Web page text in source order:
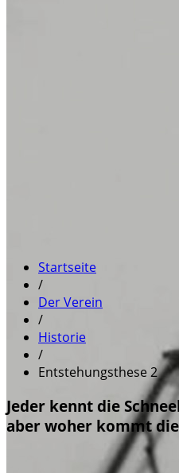
Startseite
/
Der Verein
/
Historie
/
Entstehungsthese 2
Jeder kennt die
aber woher kommt